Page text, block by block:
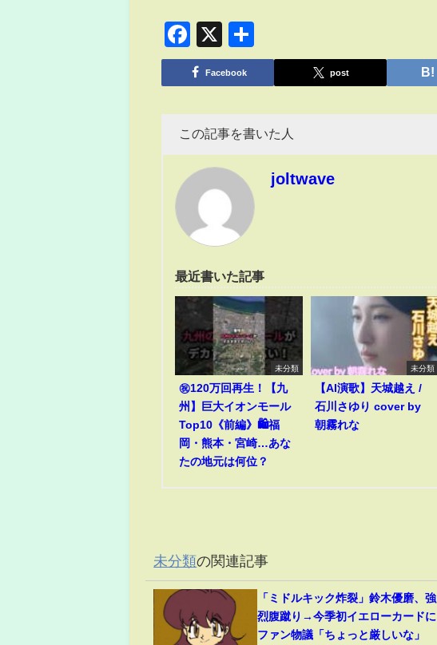
Facebook
X
有
Facebook post
この記事を書いた人
joltwave
最近書いた記事
未分類
㊗️120万回再生！【九
州】巨大イオンモール
Top10《前編》🛍️福
岡・熊本・宮崎…あな
たの地元は何位？
未分類
【AI演歌】天城越え /
石川さゆり cover by
朝霧れな
未分類の関連記事
「ミドルキック炸裂」鈴木優磨、強
烈腹蹴り→今季初イエローカードに
ファン物議「ちょっと厳しいな」